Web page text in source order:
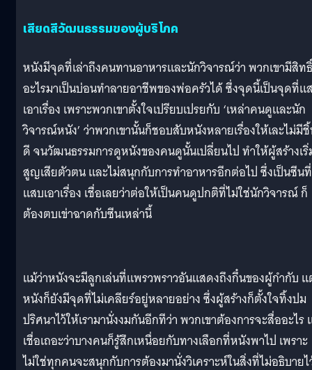
เสียดสีวัฒนธรรมของผู้บริโภค
หนังมีจุดที่เล่าถึงคนทานอาหารและนักวิจารณ์ว่า พวกเขามีสิทธิ์
อะไรมาเป็นบ่อนทำลายอาชีพของพ่อครัวได้ ซึ่งจุดนี้เป็นจุดที่แ
เอาเรื่อง เพราะพวกเขาตั้งใจเปรียบเปรยกับ ‘เหล่าคนดูและนัก
วิจารณ์หนัง’ ว่าพวกเขานั้นก็ชอบสับหนังหลายเรื่องให้เละไม่มี
ดี จนวัฒนธรรมการดูหนังของคนดูนั้นเปลี่ยนไป ทำให้ผู้สร้างเ
สูญเสียตัวตน และไม่สนุกกับการทำอาหารอีกต่อไป ซึ่งเป็นซีนที่
แสบเอาเรื่อง เชื่อเลยว่าต่อให้เป็นคนดูปกติที่ไม่ใช่นักวิจารณ์ ก็
ต้องตบเข่าฉาดกับซีนเหล่านี้
แม้ว่าหนังจะมีลูกเล่นที่แพรวพราวอันแสดงถึงกึ๋นของผู้กำกับ
หนังก็ยังมีจุดที่ไม่เคลียร์อยู่หลายอย่าง ซึ่งผู้สร้างก็ตั้งใจทิ้งปม
ปริศนาไว้ให้เรามานั่งงมกันอีกทีว่า พวกเขาต้องการจะสื่ออะไร
เชื่อเถอะว่าบางคนก็รู้สึกเหนื่อยกับทางเลือกที่หนังพาไป เพราะ
ไม่ใช่ทุกคนจะสนุกกับการต้องมานั่งวิเคราะห์ในสิ่งที่ไม่อธิบายไ